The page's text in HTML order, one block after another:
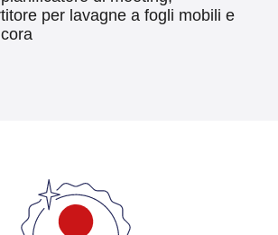
per lavagne a fogli mobili e